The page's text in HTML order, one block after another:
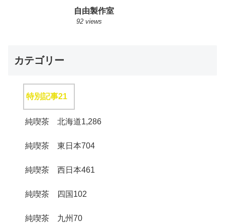
自由製作室
92 views
カテゴリー
特別記事21
純喫茶 北海道1,286
純喫茶 東日本704
純喫茶 西日本461
純喫茶 四国 102
純喫茶 九州70